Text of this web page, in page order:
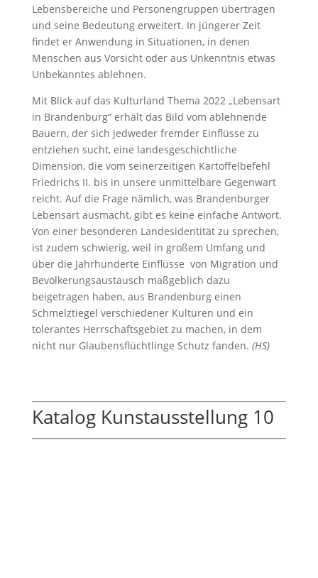
Lebensbereiche und Personengruppen übertragen
und seine Bedeutung erweitert. In jüngerer Zeit
findet er Anwendung in Situationen, in denen
Menschen aus Vorsicht oder aus Unkenntnis etwas
Unbekanntes ablehnen.
Mit Blick auf das Kulturland Thema 2022 „Lebensart
in Brandenburg“ erhält das Bild vom ablehnende
Bauern, der sich jedweder fremder Einflüsse zu
entziehen sucht, eine landesgeschichtliche
Dimension, die vom seinerzeitigen Kartoffelbefehl
Friedrichs II. bis in unsere unmittelbare Gegenwart
reicht. Auf die Frage nämlich, was Brandenburger
Lebensart ausmacht, gibt es keine einfache Antwort.
Von einer besonderen Landesidentität zu sprechen,
ist zudem schwierig, weil in großem Umfang und
über die Jahrhunderte Einflüsse von Migration und
Bevölkerungsaustausch maßgeblich dazu
beigetragen haben, aus Brandenburg einen
Schmelztiegel verschiedener Kulturen und ein
tolerantes Herrschaftsgebiet zu machen, in dem
nicht nur Glaubensflüchtlinge Schutz fanden. (HS)
Katalog Kunstausstellung 10